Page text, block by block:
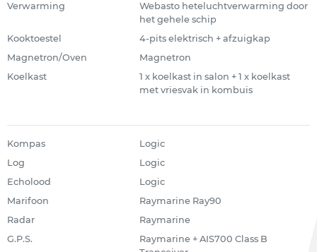
Verwarming
Webasto heteluchtverwarming door
het gehele schip
Kooktoestel
4-pits elektrisch + afzuigkap
Magnetron/Oven
Magnetron
Koelkast
1 x koelkast in salon + 1 x koelkast
met vriesvak in kombuis
Kompas
Logic
Log
Logic
Echolood
Logic
Marifoon
Raymarine Ray90
Radar
Raymarine
G.P.S.
Raymarine + AIS700 Class B